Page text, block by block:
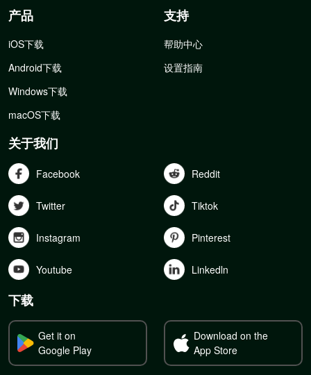
产品
iOS下载
Android下载
Windows下载
macOS下载
支持
帮助中心
设置指南
关于我们
Facebook Reddit
Twitter Tiktok
Instagram Pinterest
Youtube Linkedln
下载
Get it on
Google Play
Download on the
App Store